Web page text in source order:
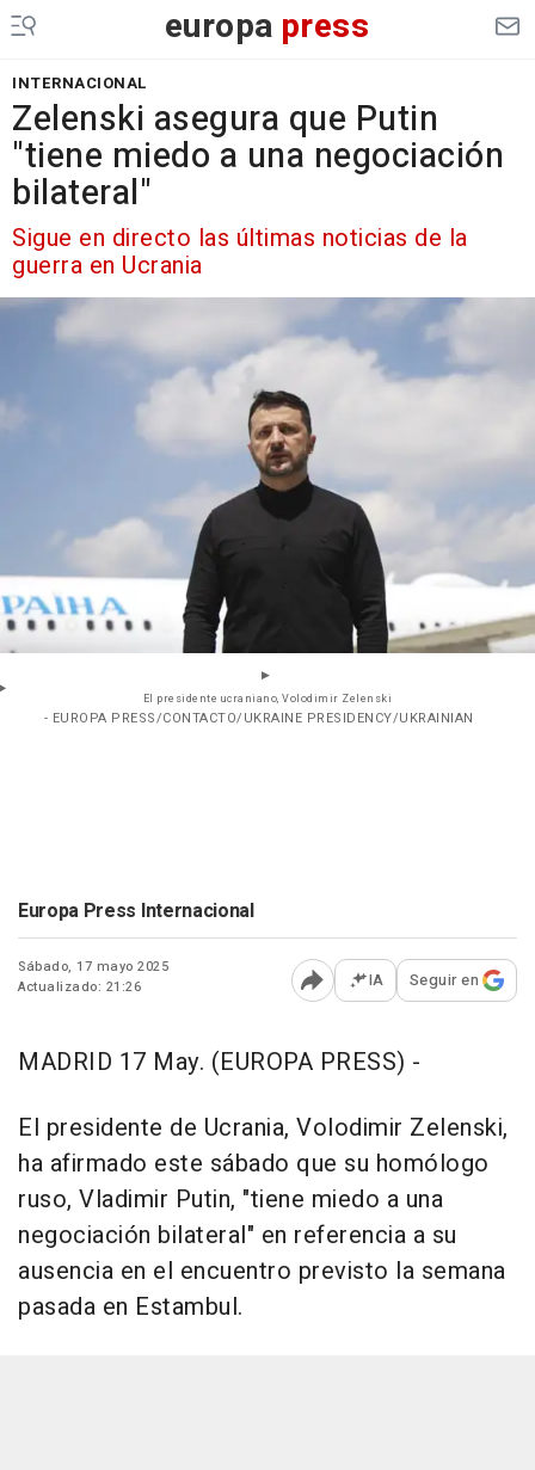
europa press
INTERNACIONAL
Zelenski asegura que Putin
"tiene miedo a una negociación
bilateral"
Sigue en directo las últimas noticias de la
guerra en Ucrania
El presidente ucraniano, Volodimir Zelenski
- EUROPA PRESS/CONTACTO/UKRAINE PRESIDENCY/UKRAINIAN
Europa Press Internacional
Sábado, 17 mayo 2025
Actualizado: 21:26
Abrir opciones para
IA Seguir en
MADRID 17 May. (EUROPA PRESS) -
El presidente de Ucrania, Volodimir Zelenski,
ha afirmado este sábado que su homólogo
ruso, Vladimir Putin, "tiene miedo a una
negociación bilateral" en referencia a su
ausencia en el encuentro previsto la semana
pasada en Estambul.